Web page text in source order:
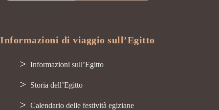
Informazioni di viaggio sull’Egitto
Informazioni sull’Egitto
Storia dell’Egitto
Calendario delle festività egiziane